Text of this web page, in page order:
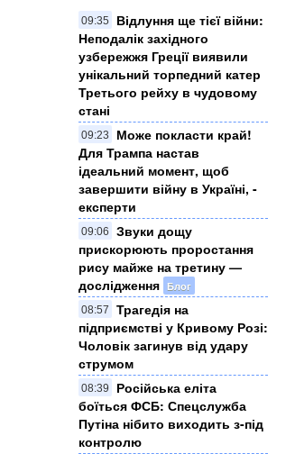
09:35
Відлуння ще тієї війни:
Неподалік західного
узбережжя Греції виявили
унікальний торпедний катер
Третього рейху в чудовому
стані
09:23
Може покласти край!
Для Трампа настав
ідеальний момент, щоб
завершити війну в Україні, -
експерти
09:06
Звуки дощу
прискорюють проростання
рису майже на третину —
дослідження Блог
08:57
Трагедія на
підприємстві у Кривому Розі:
Чоловік загинув від удару
струмом
08:39
Російська еліта
боїться ФСБ: Спецслужба
Путіна нібито виходить з-під
контролю